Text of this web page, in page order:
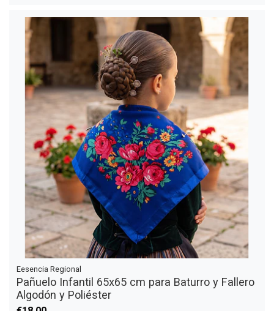
Eesencia Regional
Pañuelo Infantil 65x65 cm para Baturro y Fallero
Algodón y Poliéster